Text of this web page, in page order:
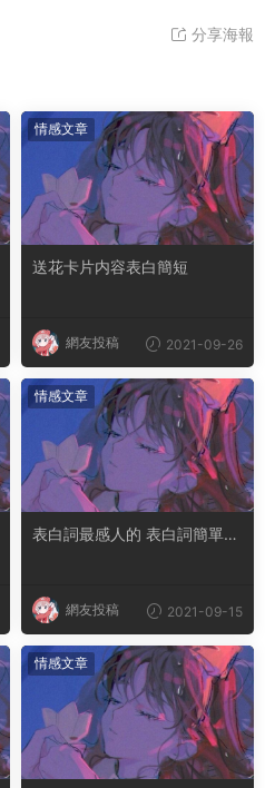
分享海報
情感文章
送花卡片内容表白簡短
網友投稿 2021-09-26
情感文章
表白詞最感人的 表白詞簡單十
網友投稿 2021-09-15
情感文章